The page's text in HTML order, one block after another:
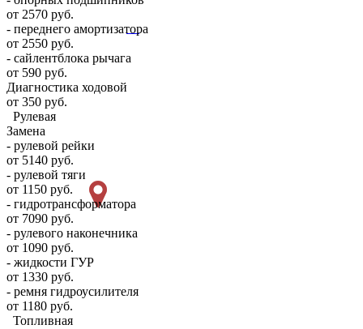
от 2570 руб.
- переднего амортизатора
от 2550 руб.
- сайлентблока рычага
от 590 руб.
Диагностика ходовой
от 350 руб.
Рулевая
Замена
- рулевой рейки
от 5140 руб.
- рулевой тяги
от 1150 руб.
- гидротрансформатора
от 7090 руб.
- рулевого наконечника
от 1090 руб.
- жидкости ГУР
от 1330 руб.
- ремня гидроусилителя
от 1180 руб.
Топливная